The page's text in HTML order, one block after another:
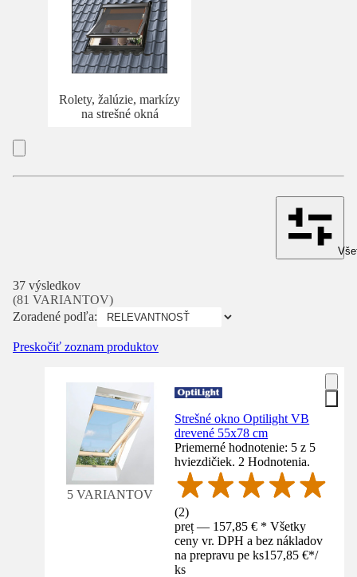
Rolety, žalúzie, markízy
na strešné okná
37 výsledkov
(81 VARIANTOV)
Zoradené podľa:
Preskočiť zoznam produktov
5 VARIANTOV
Strešné okno Optilight VB
drevené 55x78 cm
Priemerné hodnotenie: 5 z 5
hviezdičiek. 2 Hodnotenia.
(2)
preț — 157,85 € * Všetky
ceny vr. DPH a bez nákladov
na prepravu pe ks157,85 €*/
ks